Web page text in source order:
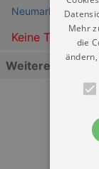
Neumarkt Dresden
Keine Termine
Weitere
Mehr
die